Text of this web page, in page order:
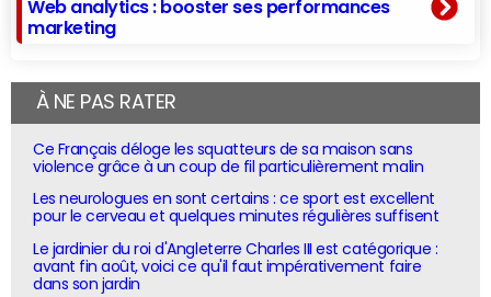
Web analytics : booster ses performances
marketing
À NE PAS RATER
Ce Français déloge les squatteurs de sa maison sans
violence grâce à un coup de fil particulièrement malin
Les neurologues en sont certains : ce sport est excellent
pour le cerveau et quelques minutes régulières suffisent
Le jardinier du roi d'Angleterre Charles III est catégorique :
avant fin août, voici ce qu'il faut impérativement faire
dans son jardin